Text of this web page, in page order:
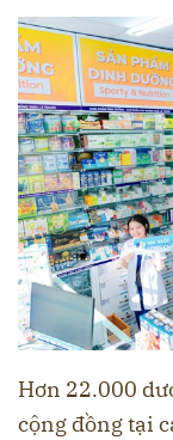
Hơn 22.000
cộng đồng tại